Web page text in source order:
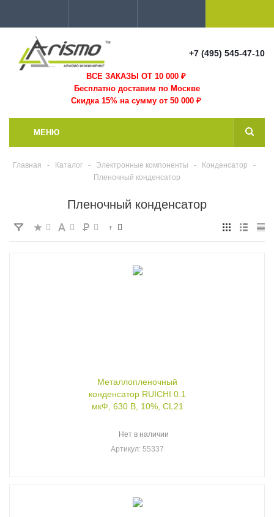
+7 (495) 545-47-10
ВСЕ ЗАКАЗЫ ОТ 10 000₽
Бесплатно доставим по Москве
Скидка 15% на сумму от 50 000 ₽
МЕНЮ
Главная - Каталог - Электронные компоненты - Конденсатор
-
Пленочный конденсатор
Пленочный конденсатор
Металлопленочный
конденсатор RUICHI 0.1
мкФ, 630 В, 10%, CL21
Нет в наличии
Артикул: 55337